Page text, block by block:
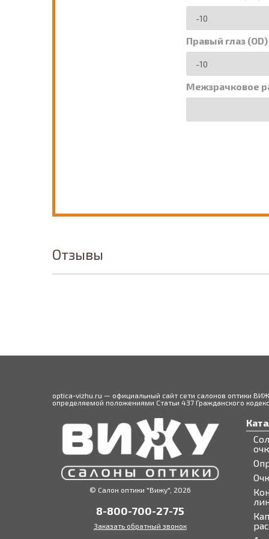
Правый глаз
Межзрачковое
Отзывы
optica-vizhu.ru — официальный сайт сети салонов оптики
определяемой положениями Статьи 437 Гражданского
© Салон оптики "Вижу", 2026
8-800-700-27-75
Заказать обратный звонок